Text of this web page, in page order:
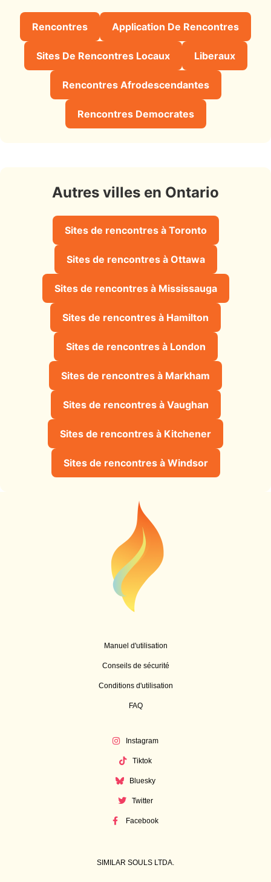
Rencontres Application De Rencontres
Sites De Rencontres Locaux Liberaux
Rencontres Afrodescendantes
Rencontres Democrates
Autres villes en Ontario
Sites de rencontres à Toronto
Sites de rencontres à Ottawa
Sites de rencontres à Mississauga
Sites de rencontres à Hamilton
Sites de rencontres à London
Sites de rencontres à Markham
Sites de rencontres à Vaughan
Sites de rencontres à Kitchener
Sites de rencontres à Windsor
Manuel d'utilisation
Conseils de sécurité
Conditions d'utilisation
FAQ
Instagram
Tiktok
Bluesky
Twitter
Facebook
SIMILAR SOULS LTDA.